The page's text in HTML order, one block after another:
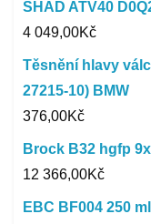
SHAD ATV40
4 049,00Kč
Těsnění hlavy
27215-10) BMW
376,00Kč
Brock B32 hgfp
12 366,00Kč
EBC BF004 250 ml